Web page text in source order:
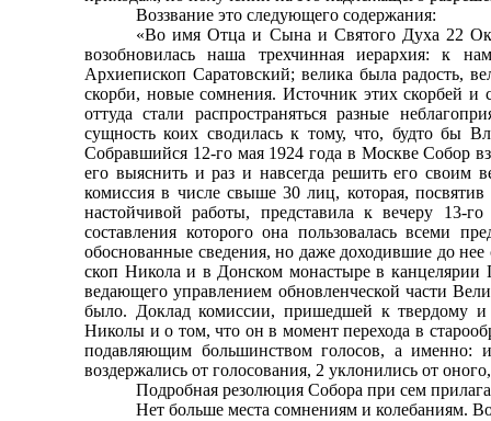
Воззвание это следующего содержания:
«Во имя Отца и Сына и Святого Духа 22
возобновилась наша трехчинная иерархия: к
Архиепископ Саратовский; велика была радость,
скорби, новые сомнения. Источник этих скорбей и
оттуда стали распространяться разные
сущность коих сводилась к тому, что, будто бы
Собравшийся 12-го мая 1924 года в Москве Собор
его выяснить и раз и навсегда решить его своим
комиссия в числе свыше 30 лиц, которая,
настойчивой работы, представила к вечеру 13-
составления которого она пользовалась всеми
обоснованные сведения, но даже доходившие до
скоп Никола и в Донском монастыре в
ведающего управлением обновленческой части
было. Доклад комиссии, пришедшей к твердому
Николы и о том, что он в момент перехода в
подавляющим большинством голосов, а имен­но:
воздержались от голосования, 2 уклонились от
Подробная резолюция Собора при сем
Нет больше места сомнениям и колебаниям.